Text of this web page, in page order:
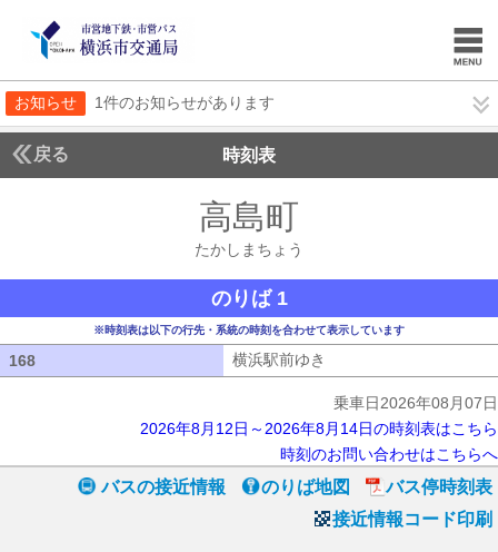
お知らせ 1件のお知らせがあります
戻る 時刻表
高島町
たかしまちょう
のりば 1
※時刻表は以下の行先・系統の時刻を合わせて表示しています
168 横浜駅前ゆき
乗車日2026年08月07日
2026年8月12日～2026年8月14日の時刻表はこちら
時刻のお問い合わせはこちらへ
バスの接近情報 のりば地図
バス停時刻表
接近情報コード印刷